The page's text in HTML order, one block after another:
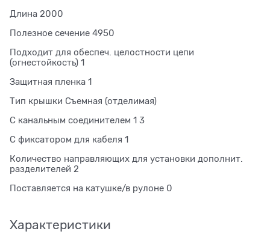
Длина 2000
Полезное сечение 4950
Подходит для обеспеч. целостности цепи
(огнестойкость) 1
Защитная пленка 1
Тип крышки Съемная (отделимая)
С канальным соединителем 1 3
С фиксатором для кабеля 1
Количество направляющих для установки дополнит.
разделителей 2
Поставляется на катушке/в рулоне 0
Характеристики